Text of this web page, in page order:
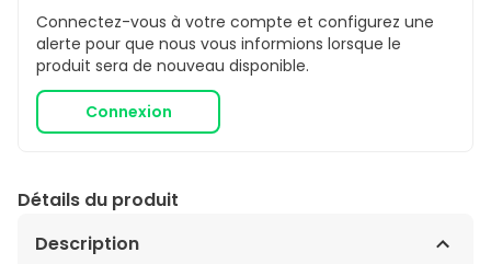
Connectez-vous à votre compte et configurez une
alerte pour que nous vous informions lorsque le
produit sera de nouveau disponible.
Connexion
Détails du produit
Description